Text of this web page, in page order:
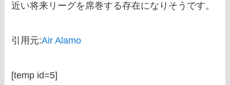
近い将来リーグを席巻する存在になりそうです。
引用元:Air Alamo
[temp id=5]